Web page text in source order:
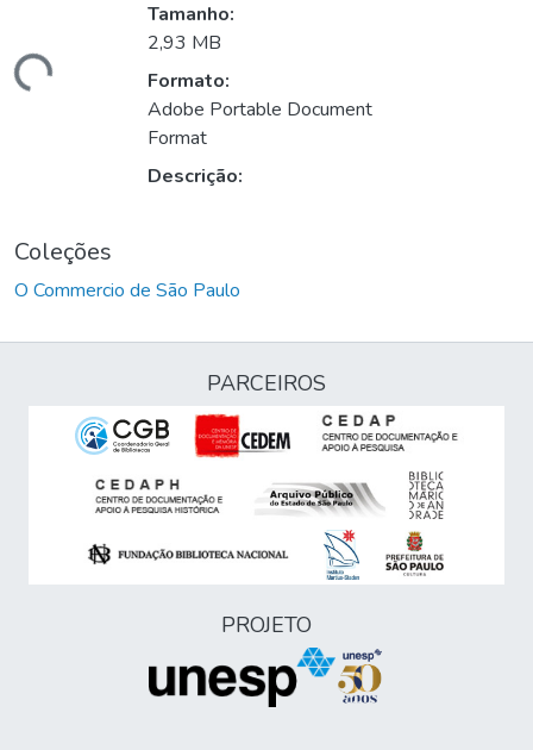
Tamanho:
2,93 MB
Formato:
Adobe Portable Document
Format
Descrição:
Coleções
O Commercio de São Paulo
PARCEIROS
PROJETO